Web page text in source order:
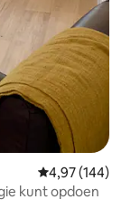
Gemiddelde
4,97 (144)
kunt opdoen